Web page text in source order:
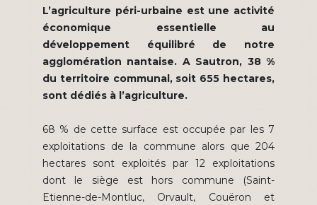
L’agriculture péri-urbaine est une activité
économique essentielle au
développement équilibré de notre
agglomération nantaise. A Sautron, 38 %
du territoire communal, soit 655 hectares,
sont dédiés à l’agriculture.
68 % de cette surface est occupée par les 7
exploitations de la commune alors que 204
hectares sont exploités par 12 exploitations
dont le siège est hors commune (Saint-
Etienne-de-Montluc, Orvault, Couëron et